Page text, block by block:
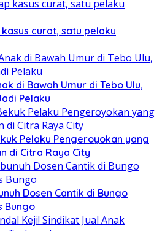
curat, satu pelaku
di Bawah Umur di Tebo Ulu,
Pelaku
Pelaku Pengeroyokan yang
di Citra Raya City
Dosen Cantik di Bungo
Bungo